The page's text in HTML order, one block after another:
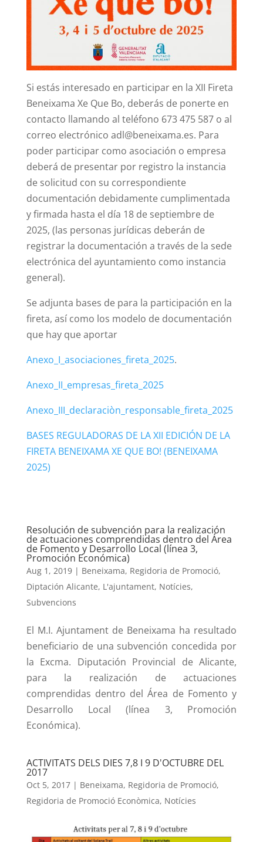
Si estás interesado en participar en la XII Fireta
Beneixama Xe Que Bo, deberás de ponerte en
contacto llamando al teléfono 673 475 587 o al
correo electrónico adl@beneixama.es. Para
poder participar como asociación o empresa
deberá de presentar por registro la instancia
de solicitud con su correspondiente
documentación debidamente cumplimentada
y firmada hasta el día 18 de septiembre de
2025, (las personas jurídicas deberán de
registrar la documentación a través de la sede
electrónica del ayuntamiento como instancia
general).
Se adjunta bases de para la participación en la
fireta, así como los modelo de documentación
que hay que aportar
Anexo_I_asociaciones_fireta_2025.
Anexo_II_empresas_fireta_2025
Anexo_III_declaraciòn_responsable_fireta_2025
BASES REGULADORAS DE LA XII EDICIÓN DE LA
FIRETA BENEIXAMA XE QUE BO! (BENEIXAMA
2025)
Resolución de subvención para la realización
de actuaciones comprendidas dentro del Área
de Fomento y Desarrollo Local (línea 3,
Promoción Económica)
Aug 1, 2019| Beneixama, Regidoria de Promoció,
Diptación Alicante, L'ajuntament, Notícies,
Subvencions
El M.I. Ajuntament de Beneixama ha resultado
beneficiario de una subvención concedida por
la Excma. Diputación Provincial de Alicante,
para la realización de actuaciones
comprendidas dentro del Área de Fomento y
Desarrollo Local (línea 3, Promoción
Económica).
ACTIVITATS DELS DIES 7,8 I 9 D'OCTUBRE DEL
2017
Oct 5, 2017| Beneixama, Regidoria de Promoció,
Regidoria de Promoció Econòmica, Notícies